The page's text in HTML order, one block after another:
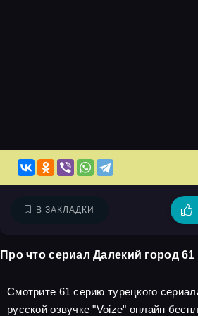
В ЗАКЛАДКИ
Про что сериал Далекий город 61
Смотрите 61 серию турецкого
русской озвучке "Voize" онлайн